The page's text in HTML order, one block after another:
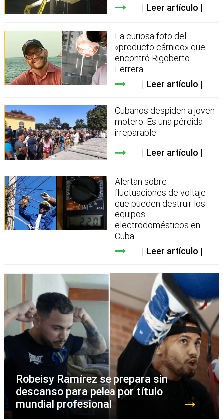
Leer artículo
La curiosa foto del
«producto cárnico» que
encontró Rigoberto
Ferrera
Leer artículo
Cubanos despiden a joven
motero: Es una pérdida
irreparable
Leer artículo
Alertan sobre
fluctuaciones de voltaje
que pueden destruir los
equipos
electrodomésticos en
Cuba
Leer artículo
Robeisy Ramírez se prepara sin
descanso para pelea por título
mundial profesional